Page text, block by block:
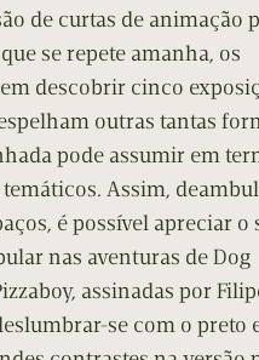
de curtas de animação
se repete amanha, os
descobrir cinco
outras tantas
pode assumir em
Assim,
é possível apreciar o
nas aventuras de Dog
assinadas por
se com o preto